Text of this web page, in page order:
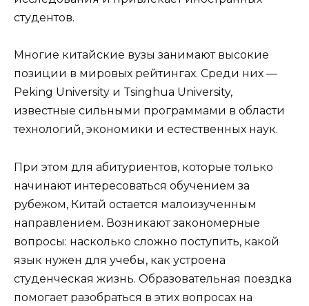
студентов.
Многие китайские вузы занимают высокие
позиции в мировых рейтингах. Среди них —
Peking University и Tsinghua University,
известные сильными программами в области
технологий, экономики и естественных наук.
При этом для абитуриентов, которые только
начинают интересоваться обучением за
рубежом, Китай остается малоизученным
направлением. Возникают закономерные
вопросы: насколько сложно поступить, какой
язык нужен для учебы, как устроена
студенческая жизнь. Образовательная поездка
помогает разобраться в этих вопросах на